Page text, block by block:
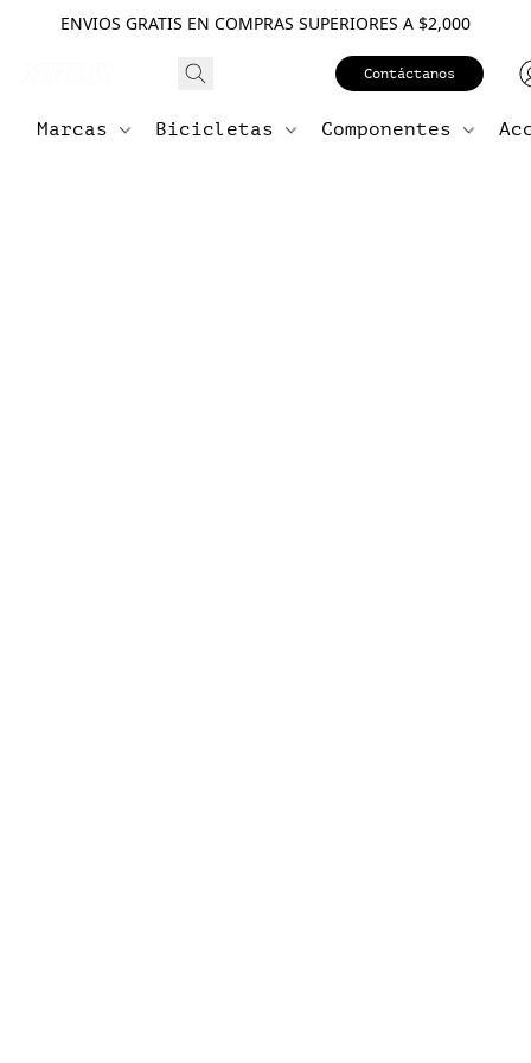
ENVIOS GRATIS EN COMPRAS SUPERIORES A $2,000
Contáctanos
Marcas Bicicletas Componentes